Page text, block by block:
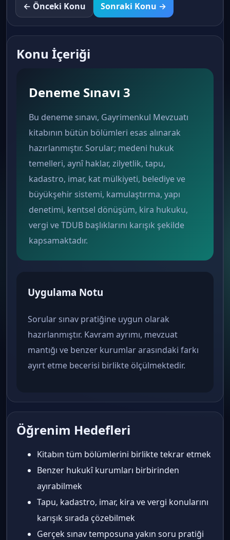
← Önceki Konu
Sonraki Konu →
Konu İçeriği
Deneme Sınavı 3
Bu deneme sınavı, Gayrimenkul Mevzuatı
kitabının bütün bölümleri esas alınarak
hazırlanmıştır. Sorular; medeni hukuk
temelleri, aynî haklar, zilyetlik, tapu,
kadastro, imar, kat mülkiyeti, belediye ve
büyükşehir sistemi, kamulaştırma, yapı
denetimi, kentsel dönüşüm, kira hukuku,
vergi ve TDUB başlıklarını karışık şekilde
kapsamaktadır.
Uygulama Notu
Sorular sınav pratiğine uygun olarak
hazırlanmıştır. Kavram ayrımı, mevzuat
mantığı ve benzer kurumlar arasındaki farkı
ayırt etme becerisi birlikte ölçülmektedir.
Öğrenim Hedefleri
Kitabın tüm bölümlerini birlikte tekrar etmek
Benzer hukukî kurumları birbirinden
ayırabilmek
Tapu, kadastro, imar, kira ve vergi konularını
karışık sırada çözebilmek
Gerçek sınav temposuna yakın soru pratiği